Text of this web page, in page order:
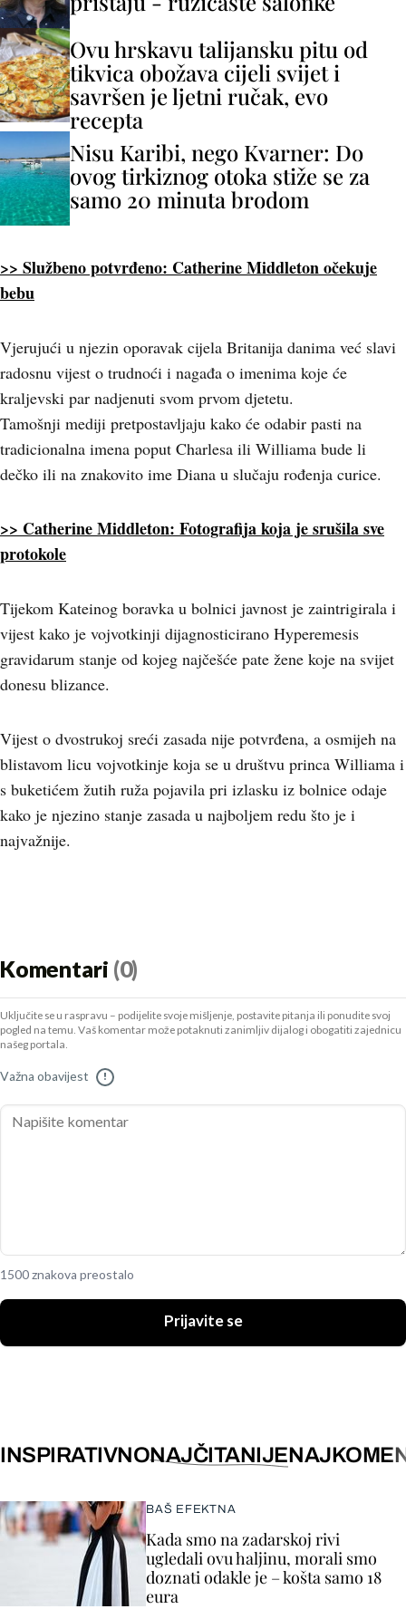
Ovu hrskavu talijansku pitu od
tikvica obožava cijeli svijet i
savršen je ljetni ručak, evo
recepta
Nisu Karibi, nego Kvarner: Do
ovog tirkiznog otoka stiže se za
samo 20 minuta brodom
>> Službeno potvrđeno: Catherine Middleton očekuje
bebu
Vjerujući u njezin oporavak cijela Britanija danima već slavi
radosnu vijest o trudnoći i nagađa o imenima koje će
kraljevski par nadjenuti svom prvom djetetu.
Tamošnji mediji pretpostavljaju kako će odabir pasti na
tradicionalna imena poput Charlesa ili Williama bude li
dečko ili na znakovito ime Diana u slučaju rođenja curice.
>> Catherine Middleton: Fotografija koja je srušila sve
protokole
Tijekom Kateinog boravka u bolnici javnost je zaintrigirala i
vijest kako je vojvotkinji dijagnosticirano Hyperemesis
gravidarum stanje od kojeg najčešće pate žene koje na svijet
donesu blizance.
Vijest o dvostrukoj sreći zasada nije potvrđena, a osmijeh na
blistavom licu vojvotkinje koja se u društvu princa Williama i
s buketićem žutih ruža pojavila pri izlasku iz bolnice odaje
kako je njezino stanje zasada u najboljem redu što je i
najvažnije.
Komentari (0)
Uključite se u raspravu – podijelite svoje mišljenje, postavite pitanja ili ponudite svoj
pogled na temu. Vaš komentar može potaknuti zanimljiv dijalog i obogatiti zajednicu
našeg portala.
Važna obavijest !
1500 znakova preostalo
Prijavite se
INSPIRATIVNONAJČITANIJE
BAŠ EFEKTNA
Kada smo na zadarskoj rivi
ugledali ovu haljinu, morali smo
doznati odakle je – košta samo 18
eura